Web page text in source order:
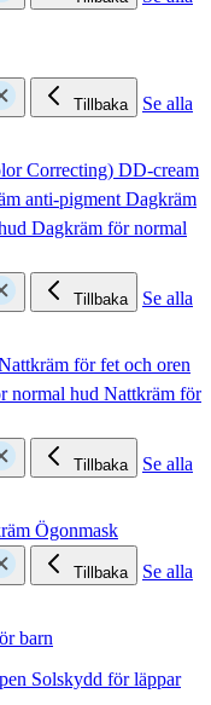
Tillbaka
Se alla
Correcting) DD-cream
anti-pigmentDagkräm
Dagkräm för normal
Tillbaka
Se alla
för fet och oren
normal hud Nattkräm för
Tillbaka
Se alla
Ögonmask
Tillbaka
Se alla
barn
Solskydd för läppar